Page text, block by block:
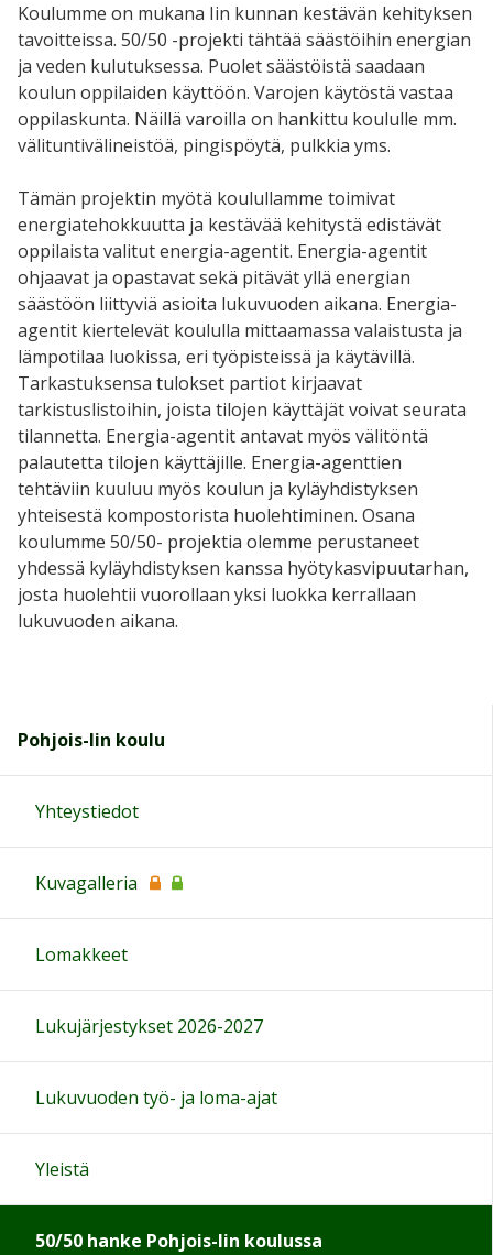
Koulumme on mukana Iin kunnan kestävän kehityksen
tavoitteissa. 50/50 -projekti tähtää säästöihin energian
ja veden kulutuksessa. Puolet säästöistä saadaan
koulun oppilaiden käyttöön. Varojen käytöstä vastaa
oppilaskunta. Näillä varoilla on hankittu koululle mm.
välituntivälineistöä, pingispöytä, pulkkia yms.
Tämän projektin myötä koulullamme toimivat
energiatehokkuutta ja kestävää kehitystä edistävät
oppilaista valitut energia-agentit. Energia-agentit
ohjaavat ja opastavat sekä pitävät yllä energian
säästöön liittyviä asioita lukuvuoden aikana. Energia-
agentit kiertelevät koululla mittaamassa valaistusta ja
lämpotilaa luokissa, eri työpisteissä ja käytävillä.
Tarkastuksensa tulokset partiot kirjaavat
tarkistuslistoihin, joista tilojen käyttäjät voivat seurata
tilannetta. Energia-agentit antavat myös välitöntä
palautetta tilojen käyttäjille. Energia-agenttien
tehtäviin kuuluu myös koulun ja kyläyhdistyksen
yhteisestä kompostorista huolehtiminen. Osana
koulumme 50/50- projektia olemme perustaneet
yhdessä kyläyhdistyksen kanssa hyötykasvipuutarhan,
josta huolehtii vuorollaan yksi luokka kerrallaan
lukuvuoden aikana.
Pohjois-Iin koulu
Yhteystiedot
Kuvagalleria
Lomakkeet
Lukujärjestykset 2026-2027
Lukuvuoden työ- ja loma-ajat
Yleistä
50/50 hanke Pohjois-Iin koulussa